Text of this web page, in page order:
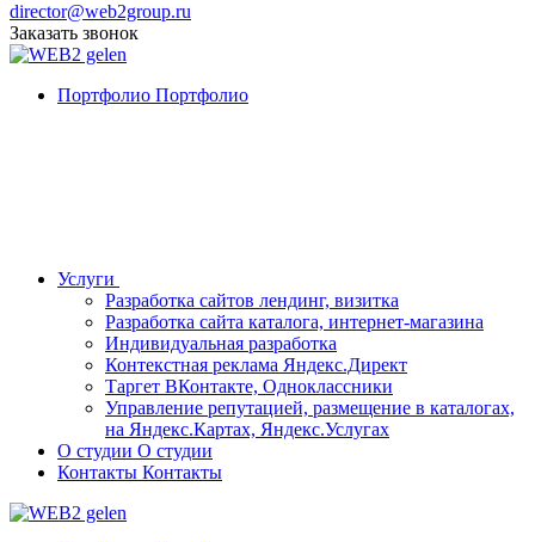
director@web2group.ru
Заказать звонок
Портфолио Портфолио
Услуги
Разработка сайтов лендинг, визитка
Разработка сайта каталога, интернет-магазина
Индивидуальная разработка
Контекстная реклама Яндекс.Директ
Таргет ВКонтакте, Одноклассники
Управление репутацией, размещение в каталогах,
на Яндекс.Картах, Яндекс.Услугах
О студии О студии
Контакты Контакты